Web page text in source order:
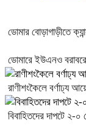
ডোমার বোড়াগাড়ীতে
ডোমারে ইউএনও
রাণীশংকৈলে বর্ণাঢ্য
বিবাহিতদের দাপটে ২-০